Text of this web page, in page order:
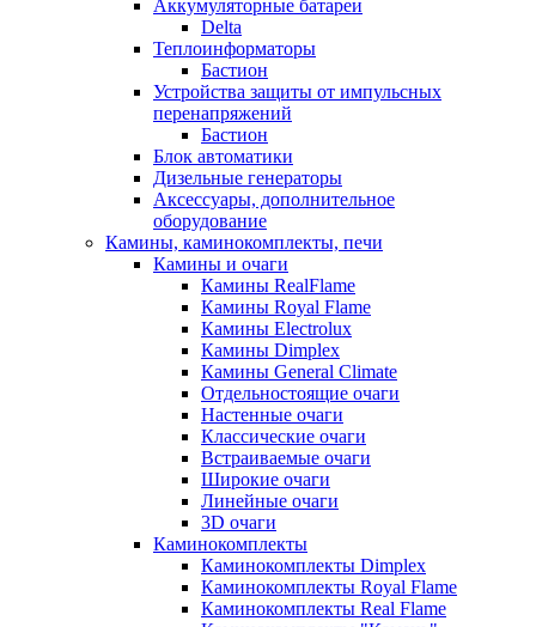
Аккумуляторные батареи
Delta
Теплоинформаторы
Бастион
Устройства защиты от импульсных
перенапряжений
Бастион
Блок автоматики
Дизельные генераторы
Аксессуары, дополнительное
оборудование
Камины, каминокомплекты, печи
Камины и очаги
Камины RealFlame
Камины Royal Flame
Камины Electrolux
Камины Dimplex
Камины General Climate
Отдельностоящие очаги
Настенные очаги
Классические очаги
Встраиваемые очаги
Широкие очаги
Линейные очаги
3D очаги
Каминокомплекты
Каминокомплекты Dimplex
Каминокомплекты Royal Flame
Каминокомплекты Real Flame